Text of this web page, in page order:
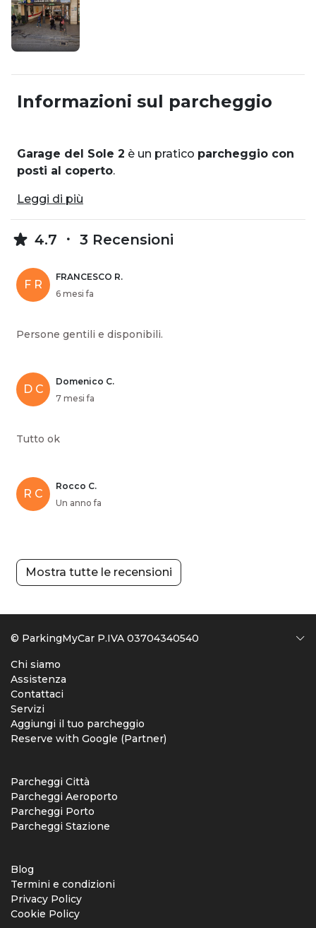
Informazioni sul parcheggio
Garage del Sole 2 è un pratico parcheggio con
posti al coperto.
Leggi di più
4.7 3 Recensioni
F R
FRANCESCO R.
6 mesi fa
Persone gentili e disponibili.
D C
Domenico C.
7 mesi fa
Tutto ok
R C
Rocco C.
Un anno fa
Mostra tutte le recensioni
© ParkingMyCar P.IVA 03704340540
Chi siamo
Assistenza
Contattaci
Servizi
Aggiungi il tuo parcheggio
Reserve with Google (Partner)
Parcheggi Città
Parcheggi Aeroporto
Parcheggi Porto
Parcheggi Stazione
Blog
Termini e condizioni
Privacy Policy
Cookie Policy